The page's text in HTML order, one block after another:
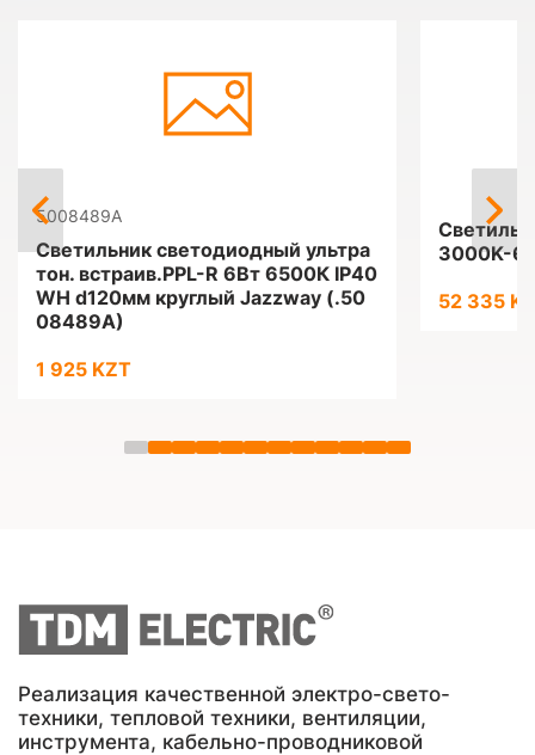
5008489A
Светильник светодиодный ультра
тон. встраив.PPL-R 6Вт 6500К IP40
WH d120мм круглый Jazzway (.50
08489A)
1 925 KZT
3000K-
52 335
Реализация качественной электро-свето-
техники, тепловой техники, вентиляции,
инструмента, кабельно-проводниковой